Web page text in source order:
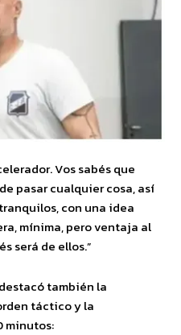
Vos sabés que
pasar cualquier cosa, así
con una idea
mínima, pero ventaja al
será de ellos.”
también la
táctico y la
minutos: